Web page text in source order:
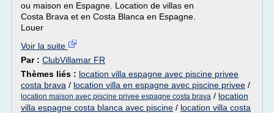
ou maison en Espagne. Location de villas en
Costa Brava et en Costa Blanca en Espagne.
Louer
Voir la suite
Par : ClubVillamar FR
Thèmes liés : location villa espagne avec piscine privee
costa brava / location villa en espagne avec piscine privee /
location maison avec piscine privee espagne costa brava / location
villa espagne costa blanca avec piscine / location villa costa